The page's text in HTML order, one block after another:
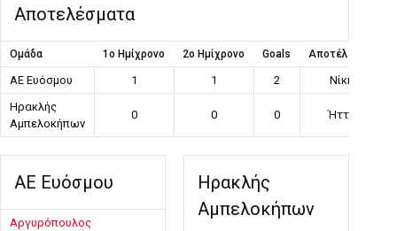
Αποτελέσματα
Ομάδα 1ο Ημίχρονο 2ο Ημίχρονο Goals Αποτέλεσμα
ΑΕ Ευόσμου 1 1 2
Νίκη
Ηρακλής
Αμπελοκήπων
0 0 0 Ήττα
ΑΕ Ευόσμου
Αργυρόπουλος
Ηρακλής
Αμπελοκήπων